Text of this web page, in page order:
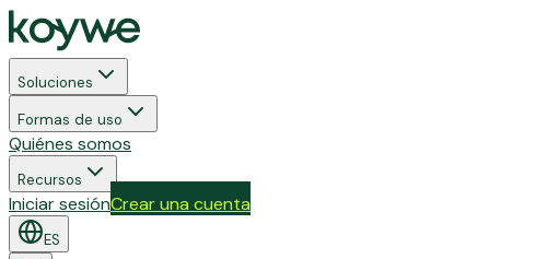
Soluciones
Formas de uso
Quiénes somos
Recursos
Iniciar sesiónCrear una cuenta
ES